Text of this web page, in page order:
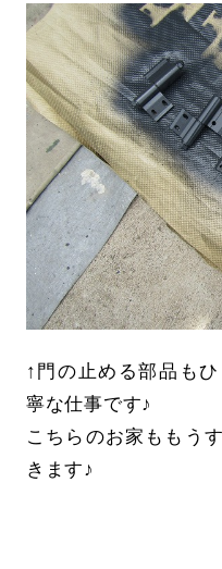
↑門の止める部品も
寧な仕事です♪
こちらのお家ももう
きます♪